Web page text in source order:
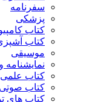
سفرنامه
پزشکی
کتاب
کتاب
موسیقی
نمایشنامه
کتاب علمی
کتاب صوتی
کتاب های